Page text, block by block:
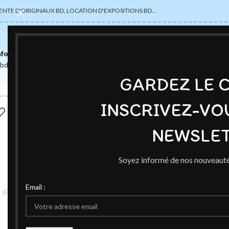
GARDEZ LE
INSCRIVEZ-
Soyez informé de nos
Email :
D'ORIGINAUX BD, LOCATION D'EXPOSITIONS BD…